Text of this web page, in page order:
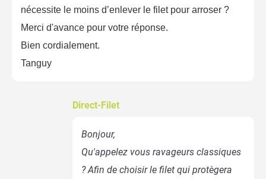
nécessite le moins d’enlever le filet pour arroser ?
Merci d'avance pour votre réponse.
Bien cordialement.
Tanguy
Direct-Filet
Bonjour,
Qu'appelez vous ravageurs classiques
? Afin de choisir le filet qui protègera